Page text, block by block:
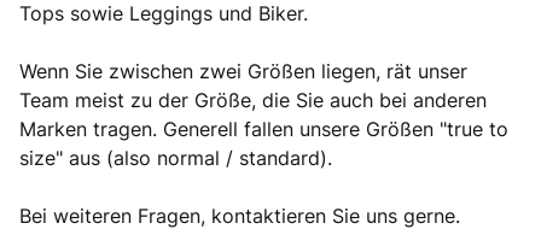
Tops sowie Leggings und Biker.
Wenn Sie zwischen zwei Größen liegen, rät unser
Team meist zu der Größe, die Sie auch bei anderen
Marken tragen. Generell fallen unsere Größen "true to
size" aus (also normal / standard).
Bei weiteren Fragen, kontaktieren Sie uns gerne.